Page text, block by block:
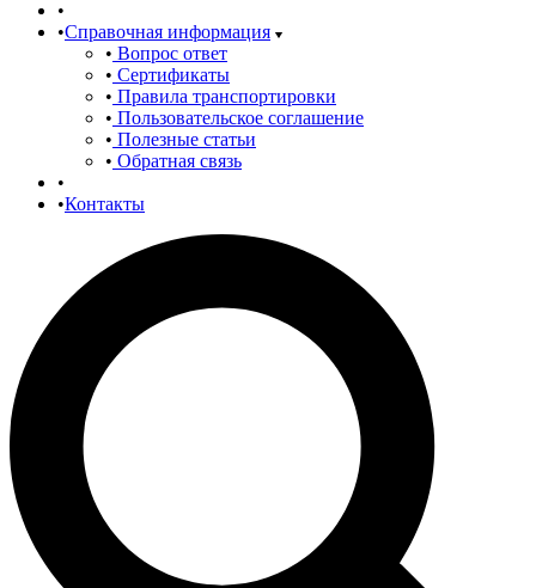
Справочная информация
Вопрос ответ
Сертификаты
Правила транспортировки
Пользовательское соглашение
Полезные статьи
Обратная связь
Контакты